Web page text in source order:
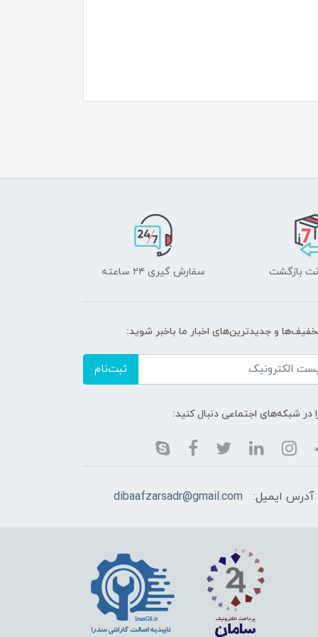
سفارش گیری ۲۴ ساعته
و جدیدترین‌های اخبار ما باخبر شوید:
ثبت‌نام
در شبکه‌های اجتماعی دنبال کنید:
آدرس ایمیل: dibaafzarsadr@gmail.com